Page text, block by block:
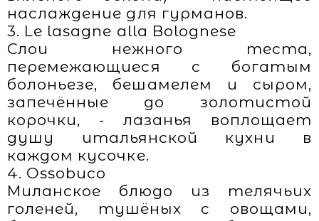
наслаждение для гурманов.
3. Le lasagne alla Bolognese
Слои нежного теста,
перемежающиеся с богатым
болоньезе, бешамелем и сыром,
запечённые до золотистой
корочки, - лазанья воплощает
душу итальянской кухни в
каждом кусочке.
4. Ossobuco
Миланское блюдо из телячьих
голеней, тушёных с овощами,